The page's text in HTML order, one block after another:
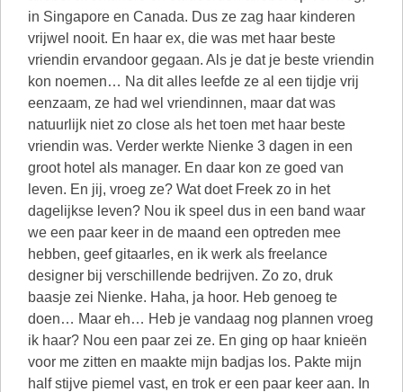
in Singapore en Canada. Dus ze zag haar kinderen
vrijwel nooit. En haar ex, die was met haar beste
vriendin ervandoor gegaan. Als je dat je beste vriendin
kon noemen… Na dit alles leefde ze al een tijdje vrij
eenzaam, ze had wel vriendinnen, maar dat was
natuurlijk niet zo close als het toen met haar beste
vriendin was. Verder werkte Nienke 3 dagen in een
groot hotel als manager. En daar kon ze goed van
leven. En jij, vroeg ze? Wat doet Freek zo in het
dagelijkse leven? Nou ik speel dus in een band waar
we een paar keer in de maand een optreden mee
hebben, geef gitaarles, en ik werk als freelance
designer bij verschillende bedrijven. Zo zo, druk
baasje zei Nienke. Haha, ja hoor. Heb genoeg te
doen… Maar eh… Heb je vandaag nog plannen vroeg
ik haar? Nou een paar zei ze. En ging op haar knieën
voor me zitten en maakte mijn badjas los. Pakte mijn
half stijve piemel vast, en trok er een paar keer aan. In